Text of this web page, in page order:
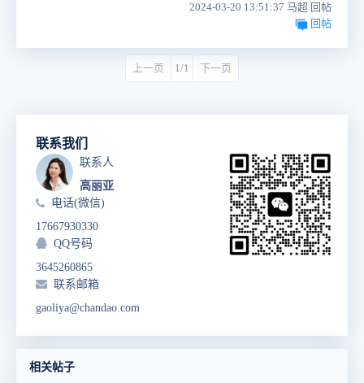
2024-03-20 13:51:37 马超 回帖
回帖
上一页 1/1 下一页
联系我们
联系人
高丽亚
电话(微信)
17667930330
QQ号码
3645260865
联系邮箱
gaoliya@chandao.com
相关帖子